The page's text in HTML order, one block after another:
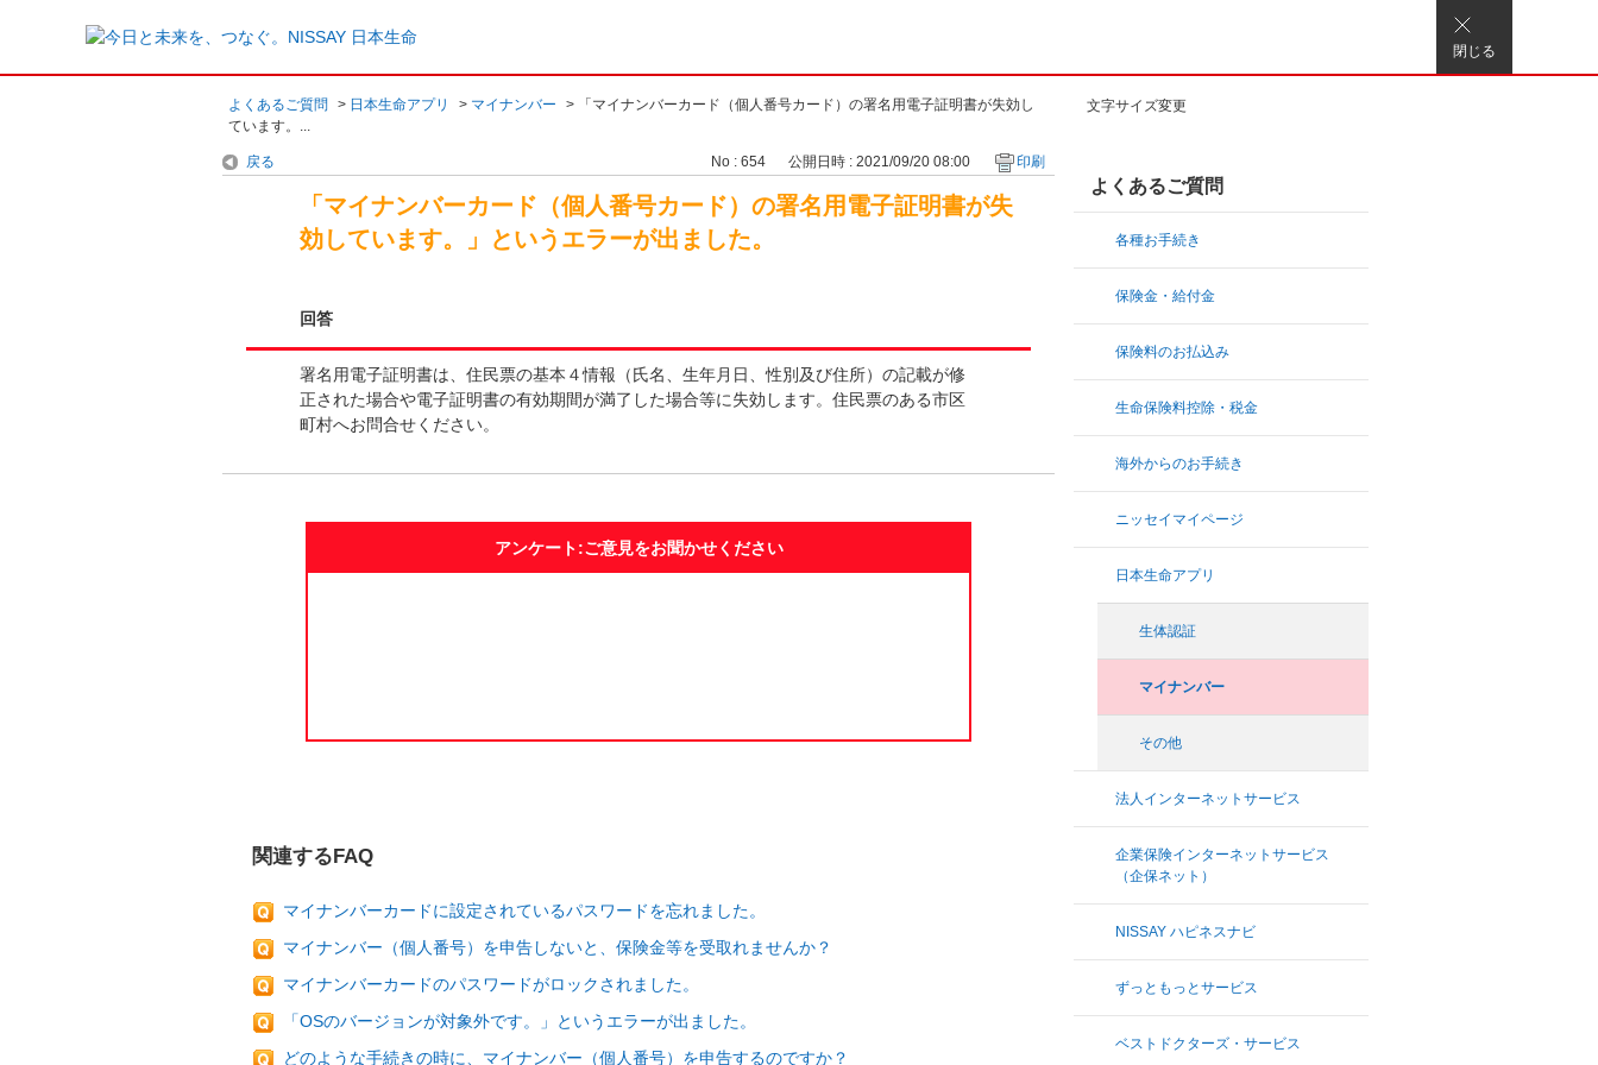
閉じる
文字サイズ変更
よくあるご質問 > 日本生命アプリ > マイナンバー >
「マイナンバーカード（個人番号カード）の署名用電子証明書が失効し
ています。...
よくあるご質問
各種お手続き
保険金・給付金
保険料のお払込み
生命保険料控除・税金
海外からのお手続き
ニッセイマイページ
日本生命アプリ
生体認証
マイナンバー
その他
法人インターネットサービス
企業保険インターネットサービス
（企保ネット）
NISSAY ハピネスナビ
ずっともっとサービス
ベストドクターズ・サービス
戻る No : 654 公開日時 : 2021/09/20 08:00 印刷
「マイナンバーカード（個人番号カード）の署名用電子証明書が失
効しています。」というエラーが出ました。
回答
署名用電子証明書は、住民票の基本４情報（氏名、生年月日、性別及び住所）の記載が修
正された場合や電子証明書の有効期間が満了した場合等に失効します。住民票のある市区
町村へお問合せください。
アンケート:ご意見をお聞かせください
関連するFAQ
マイナンバーカードに設定されているパスワードを忘れました。
マイナンバー（個人番号）を申告しないと、保険金等を受取れませんか？
マイナンバーカードのパスワードがロックされました。
「OSのバージョンが対象外です。」というエラーが出ました。
どのような手続きの時に、マイナンバー（個人番号）を申告するのですか？